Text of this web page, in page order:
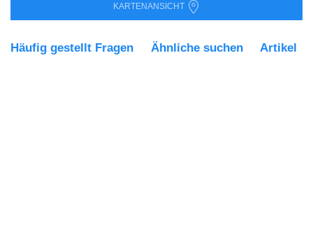
KARTENANSICHT
Häufig gestellt Fragen Ähnliche suchen Artikel